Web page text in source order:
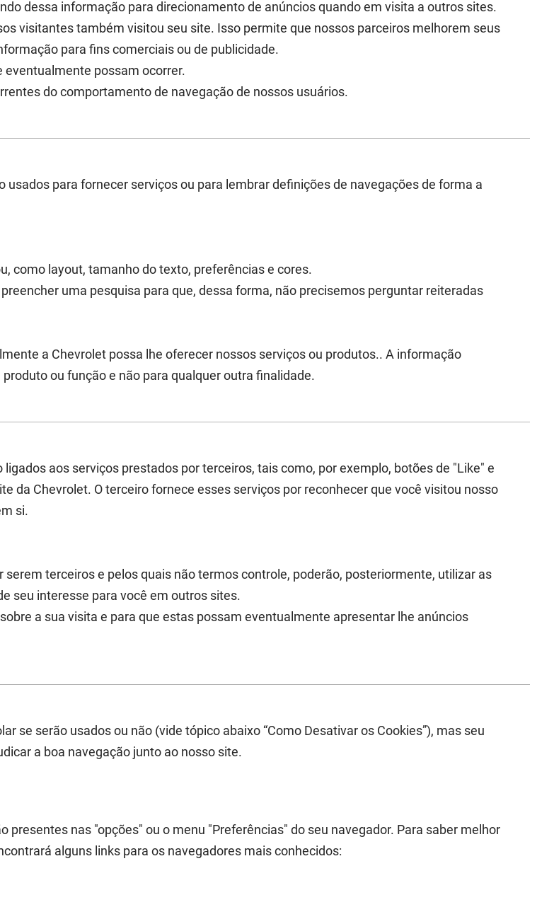
dessa informação para direcionamento de anúncios quando em visita a outros sites.
visitantes também visitou seu site. Isso permite que nossos parceiros melhorem seus
para fins comerciais ou de publicidade.
eventualmente possam ocorrer.
do comportamento de navegação de nossos usuários.
usados para fornecer serviços ou para lembrar definições de navegações de forma a
como layout, tamanho do texto, preferências e cores.
uma pesquisa para que, dessa forma, não precisemos perguntar reiteradas
a Chevrolet possa lhe oferecer nossos serviços ou produtos.. A informação
ou função e não para qualquer outra finalidade.
ligados aos serviços prestados por terceiros, tais como, por exemplo, botões de "Like" e
da Chevrolet. O terceiro fornece esses serviços por reconhecer que você visitou nosso
si.
terceiros e pelos quais não termos controle, poderão, posteriormente, utilizar as
seu interesse para você em outros sites.
a sua visita e para que estas possam eventualmente apresentar lhe anúncios
se serão usados ou não (vide tópico abaixo “Como Desativar os Cookies”), mas seu
a boa navegação junto ao nosso site.
nas "opções" ou o menu "Preferências" do seu navegador. Para saber melhor
alguns links para os navegadores mais conhecidos: